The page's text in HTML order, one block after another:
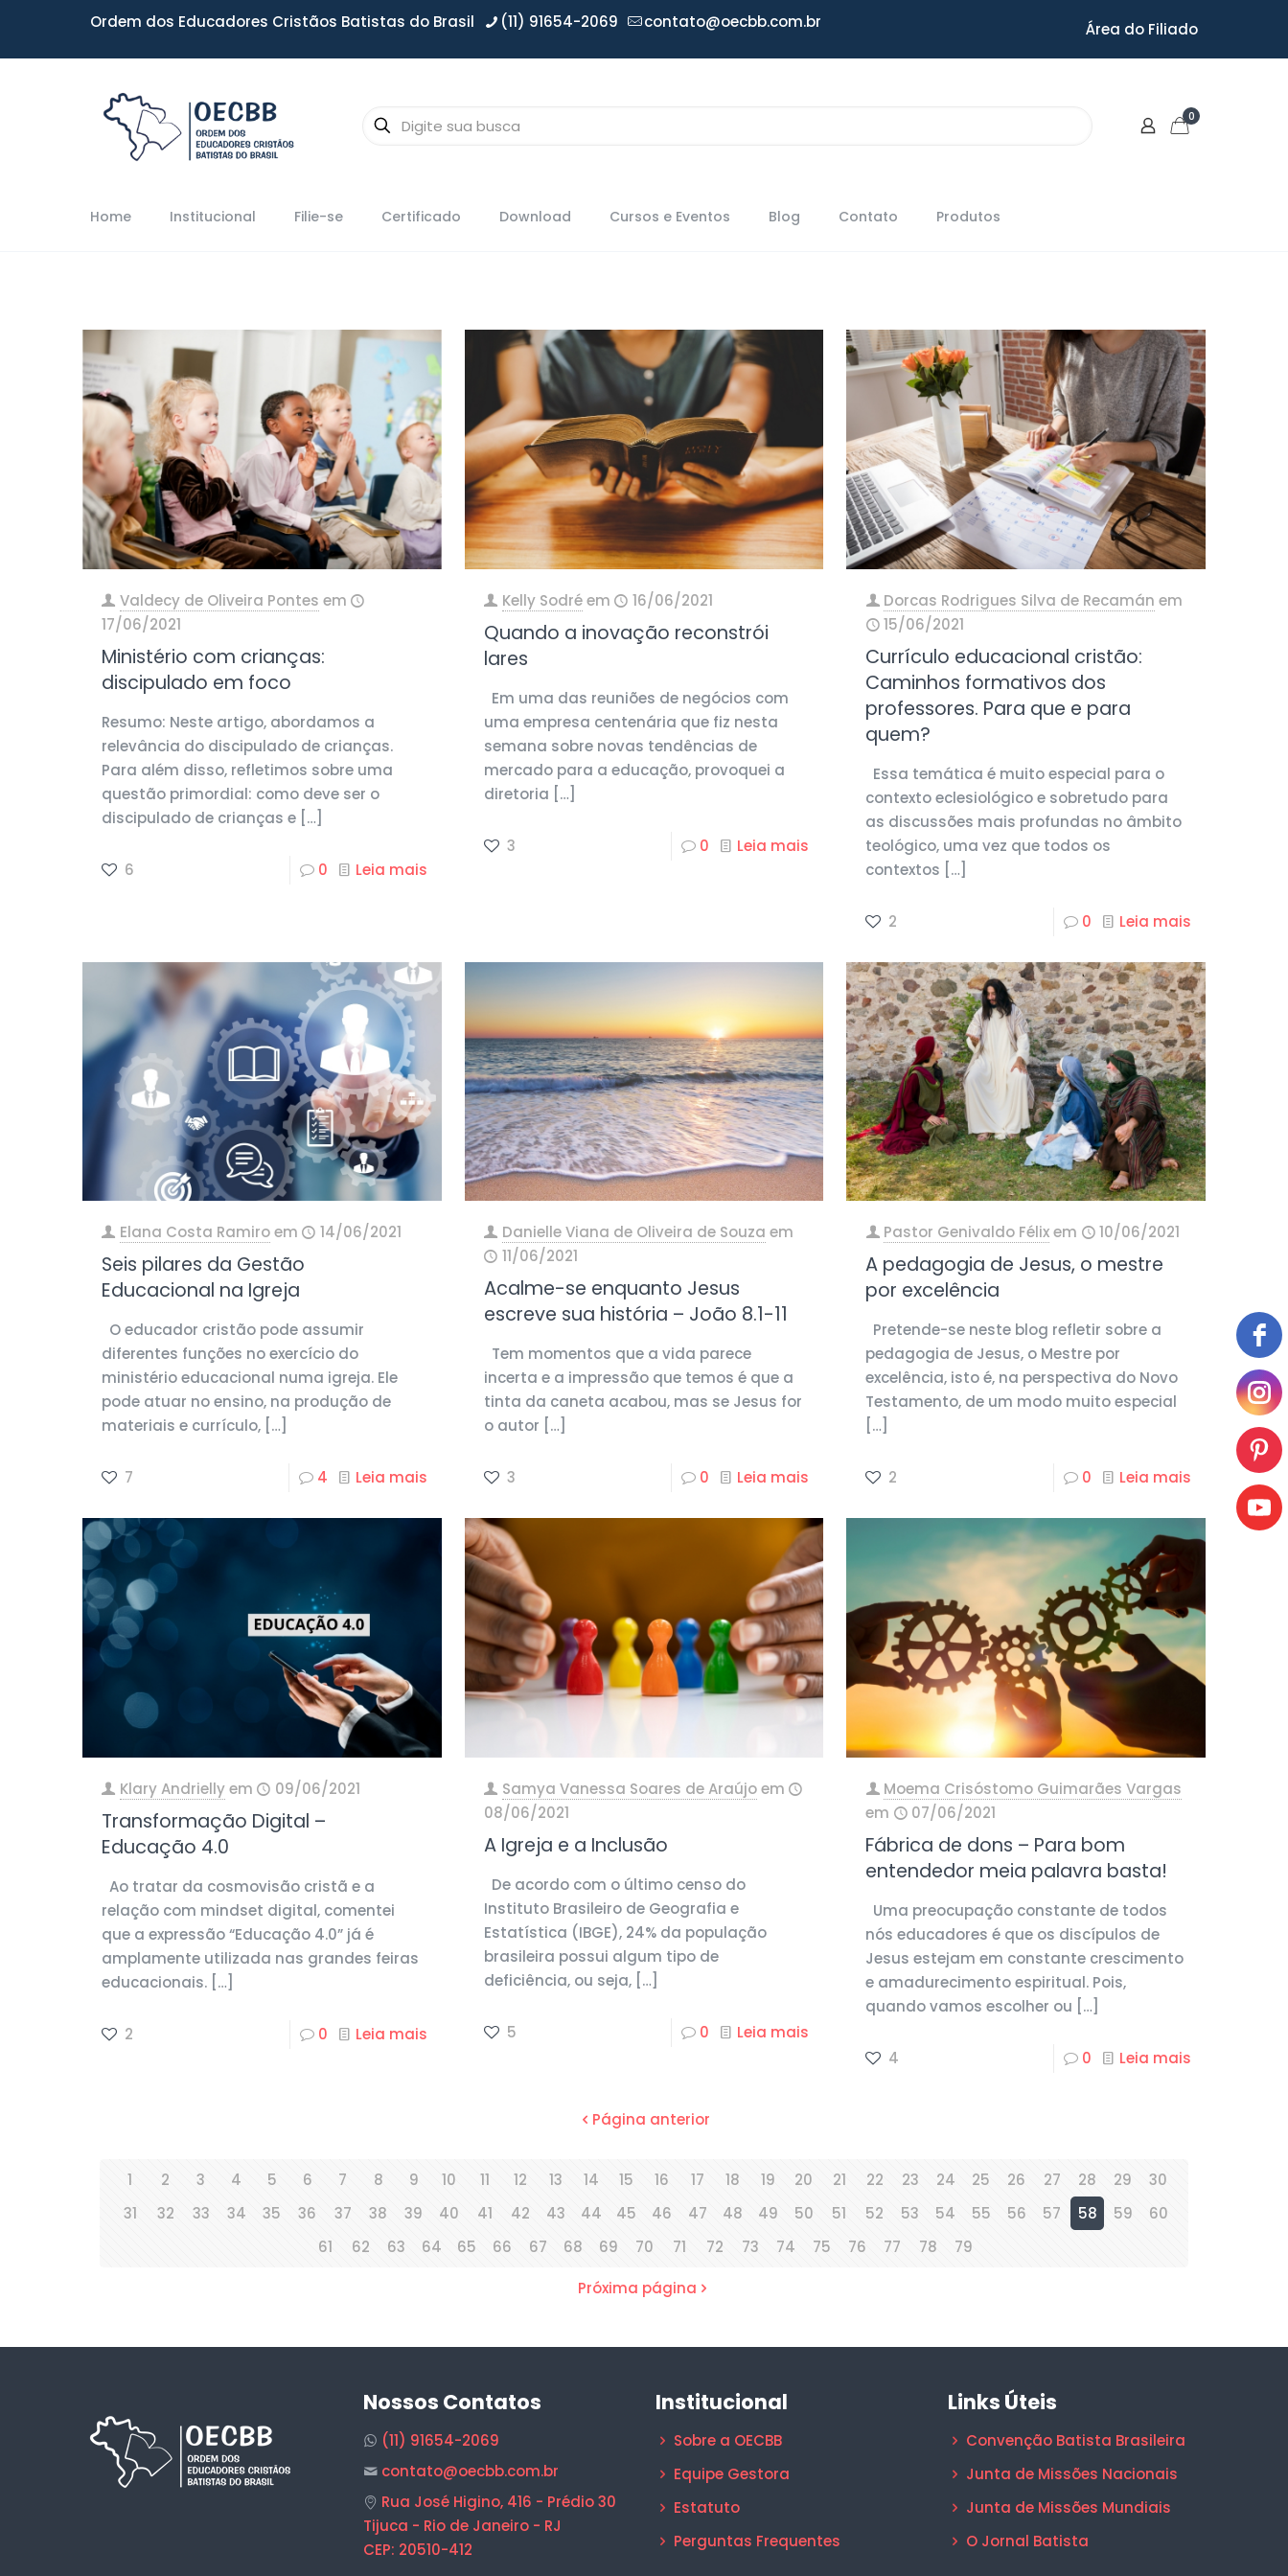
Ordem dos Educadores Cristãos Batistas do Brasil (11) 91654-2069 contato@oecbb.com.br Área do Filiado
0
Home Institucional Filie-se Certificado Download Cursos e Eventos Blog Contato Produtos
Valdecy de Oliveira Pontes em
17/06/2021
Ministério com crianças:
discipulado em foco
Resumo: Neste artigo, abordamos a
relevância do discipulado de crianças.
Para além disso, refletimos sobre uma
questão primordial: como deve ser o
discipulado de crianças e[…]
6 0 Leia mais
Kelly Sodré em 16/06/2021
Quando a inovação reconstrói
lares
Em uma das reuniões de negócios com
uma empresa centenária que fiz nesta
semana sobre novas tendências de
mercado para a educação, provoquei a
diretoria […]
3 0 Leia mais
Dorcas Rodrigues Silva de Recamán em
15/06/2021
Currículo educacional cristão:
Caminhos formativos dos
professores. Para que e para
quem?
Essa temática é muito especial para o
contexto eclesiológico e sobretudo para
as discussões mais profundas no âmbito
teológico, uma vez que todos os
contextos […]
2 0 Leia mais
Elana Costa Ramiroem 14/06/2021
Seis pilares da Gestão
Educacional na Igreja
O educador cristão pode assumir
diferentes funções no exercício do
ministério educacional numa igreja. Ele
pode atuar no ensino, na produção de
materiais e currículo,[…]
7 4 Leia mais
Danielle Viana de Oliveira de Souza em
11/06/2021
Acalme-se enquanto Jesus
escreve sua história – João 8.1-11
Tem momentos que a vida parece
incerta e a impressão que temos é que a
tinta da caneta acabou, mas se Jesus for
o autor […]
3 0 Leia mais
Pastor Genivaldo Félixem 10/06/2021
A pedagogia de Jesus, o mestre
por excelência
Pretende-se neste blog refletir sobre a
pedagogia de Jesus, o Mestre por
excelência, isto é, na perspectiva do Novo
Testamento, de um modo muito especial
[…]
2 0 Leia mais
Klary Andriellyem 09/06/2021
Transformação Digital –
Educação 4.0
Ao tratar da cosmovisão cristã e a
relação com mindset digital, comentei
que a expressão “Educação 4.0” já é
amplamente utilizada nas grandes feiras
educacionais.[…]
2 0 Leia mais
Samya Vanessa Soares de Araújo em
08/06/2021
A Igreja e a Inclusão
De acordo com o último censo do
Instituto Brasileiro de Geografia e
Estatística (IBGE), 24% da população
brasileira possui algum tipo de
deficiência, ou seja,[…]
5 0 Leia mais
Moema Crisóstomo Guimarães Vargas
em
07/06/2021
Fábrica de dons – Para bom
entendedor meia palavra basta!
Uma preocupação constante de todos
nós educadores é que os discípulos de
Jesus estejam em constante crescimento
e amadurecimento espiritual. Pois,
quando vamos escolher ou […]
4 0 Leia mais
Página anterior
1 2 3 4 5 6 7 8 9 10 11 12 13 14 15 16 17 18 19 20 21 22 23 24 25 26 27 28 29
30
31
32 33 34 35 36 37 38 39 40 41 42 43 44 45 46 47 48 49 50 51 52 53 54 55 56 57 58 59
60
61
62 63 64 65 66 67 68 69 70 71 72 73 74 75 76 77 78 79
Próxima página
Nossos Contatos
(11) 91654-2069
contato@oecbb.com.br
Rua José Higino, 416 - Prédio 30
Tijuca - Rio de Janeiro - RJ
CEP: 20510-412
Institucional
Sobre a OECBB
Equipe Gestora
Estatuto
Perguntas Frequentes
Links Úteis
Convenção Batista Brasileira
Junta de Missões Nacionais
Junta de Missões Mundiais
O Jornal Batista